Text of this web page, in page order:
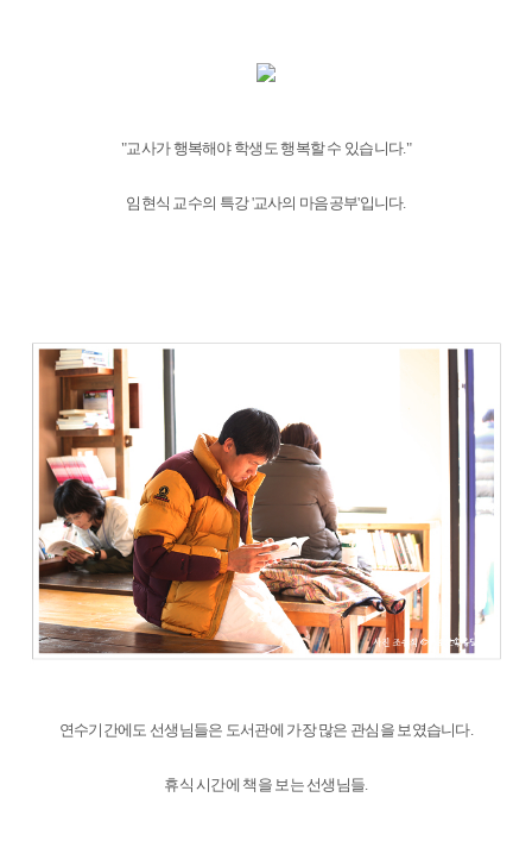
"교사가 행복해야 학생도 행복할 수 있습니다."
임현식 교수의 특강 '교사의 마음공부'입니다.
연수기간에도 선생님들은 도서관에 가장 많은 관심을 보였습니다.
휴식 시간에 책을 보는 선생님들.